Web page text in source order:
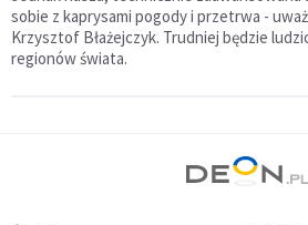
sobie z kaprysami pogody i przetrwa -
Krzysztof Błażejczyk. Trudniej będzie
regionów świata.